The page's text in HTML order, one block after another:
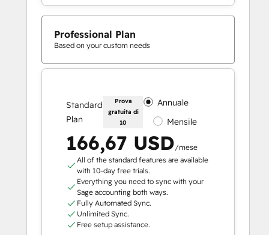
Professional Plan
Based on your custom needs
Standard
Plan
Prova
gratuita di
10
Annuale
Mensile
166,67 USD/mese
All of the standard features are available
with 10-day free trials.
Everything you need to sync with your
Sage accounting both ways.
Fully Automated Sync.
Unlimited Sync.
Free setup assistance.